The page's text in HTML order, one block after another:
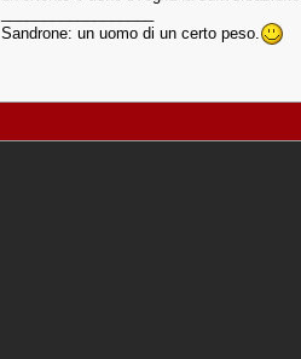
Sandrone: un uomo di un certo peso.